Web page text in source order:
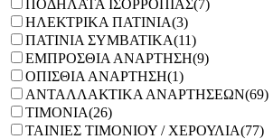
ΠΟΔΗΛΑΤΑ ΙΣΟΡΡΟΠΙΑΣ(7)
ΗΛΕΚΤΡΙΚΑ ΠΑΤΙΝΙΑ(3)
ΠΑΤΙΝΙΑ ΣΥΜΒΑΤΙΚΑ(11)
ΕΜΠΡΟΣΘΙΑ ΑΝΑΡΤΗΣΗ(9)
ΟΠΙΣΘΙΑ ΑΝΑΡΤΗΣΗ(1)
ΑΝΤΑΛΛΑΚΤΙΚΑ ΑΝΑΡΤΗΣΕΩΝ(69)
ΤΙΜΟΝΙΑ(26)
ΤΑΙΝΙΕΣ ΤΙΜΟΝΙΟΥ / ΧΕΡΟΥΛΙΑ(77)